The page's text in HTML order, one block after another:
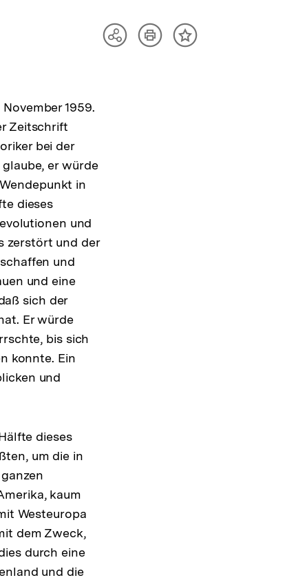
TeilenArtikelInhalt
1959.
Zeitschrift
bei der
er würde
in
dieses
und
zerstört und der
und
und eine
sich der
Er würde
bis sich
konnte. Ein
und
dieses
um die in
kaum
Westeuropa
dem Zweck,
durch eine
und die